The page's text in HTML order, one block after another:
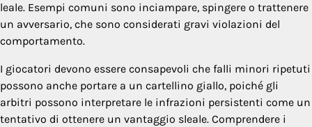
leale. Esempi comuni sono inciampare, spingere o trattenere
un avversario, che sono considerati gravi violazioni del
comportamento.
I giocatori devono essere consapevoli che falli minori ripetuti
possono anche portare a un cartellino giallo, poiché gli
arbitri possono interpretare le infrazioni persistenti come un
tentativo di ottenere un vantaggio sleale. Comprendere i